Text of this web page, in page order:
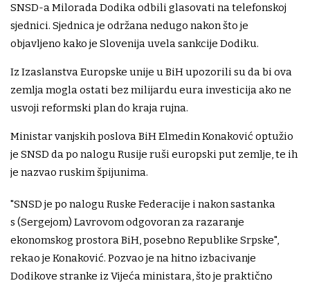
SNSD-a Milorada Dodika odbili glasovati na telefonskoj
sjednici. Sjednica je održana nedugo nakon što je
objavljeno kako je Slovenija uvela sankcije Dodiku.
Iz Izaslanstva Europske unije u BiH upozorili su da bi ova
zemlja mogla ostati bez milijardu eura investicija ako ne
usvoji reformski plan do kraja rujna.
Ministar vanjskih poslova BiH Elmedin Konaković optužio
je SNSD da po nalogu Rusije ruši europski put zemlje, te ih
je nazvao ruskim špijunima.
"SNSD je po nalogu Ruske Federacije i nakon sastanka
s (Sergejom) Lavrovom odgovoran za razaranje
ekonomskog prostora BiH, posebno Republike Srpske",
rekao je Konaković. Pozvao je na hitno izbacivanje
Dodikove stranke iz Vijeća ministara, što je praktično